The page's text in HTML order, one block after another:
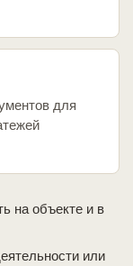
для
на объекте и в
или